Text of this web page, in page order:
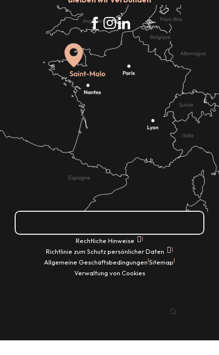
Rechtliche Hinweise |
Richtlinie zum Schutz persönlicher Daten |
Allgemeine Geschäftsbedingungen|Sitemap|
Verwaltung von Cookies